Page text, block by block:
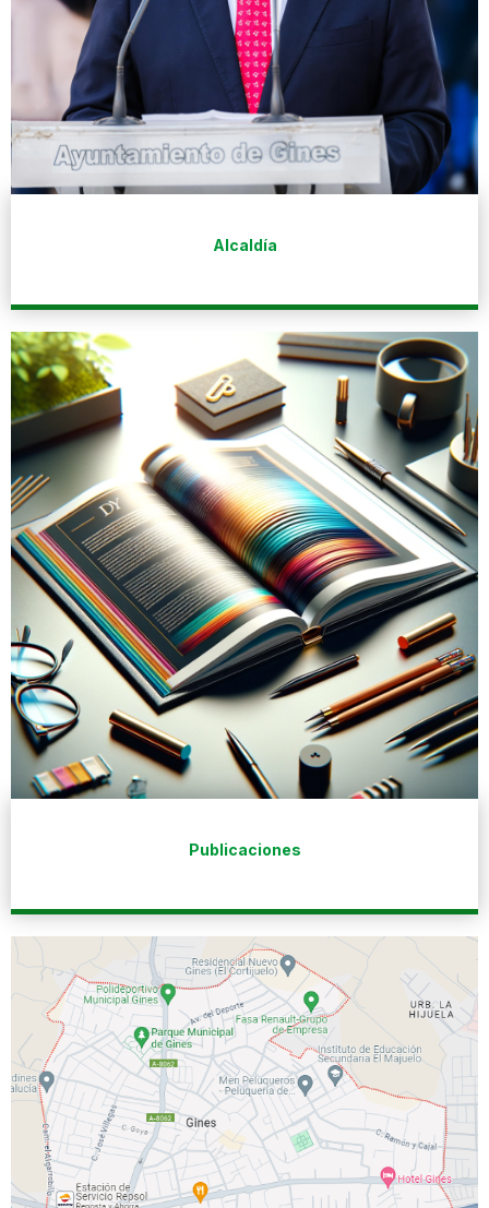
Alcaldía
Publicaciones